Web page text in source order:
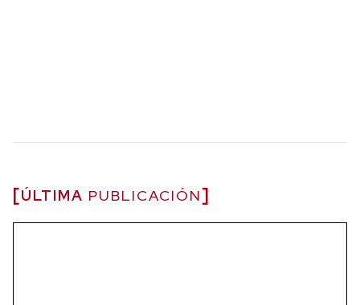
ÚLTIMA PUBLICACIÓN